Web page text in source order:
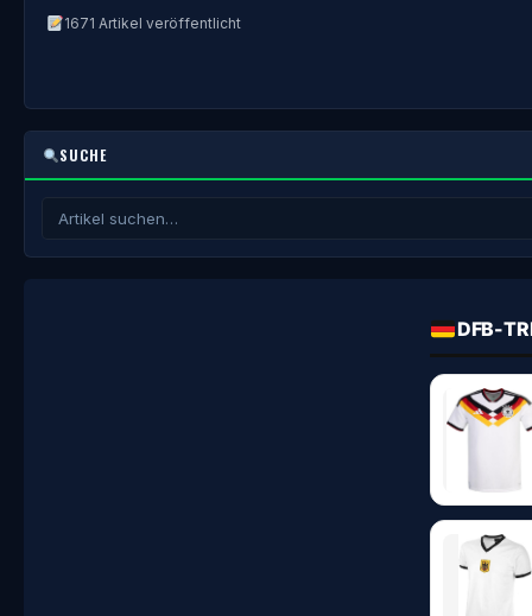
1671 Artikel veröffentlicht
SUCHE
DFB-